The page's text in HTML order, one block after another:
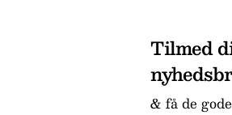
Tilmed
& få de